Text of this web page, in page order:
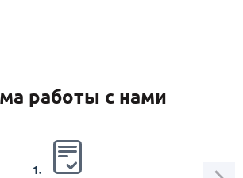
работы с нами
1.